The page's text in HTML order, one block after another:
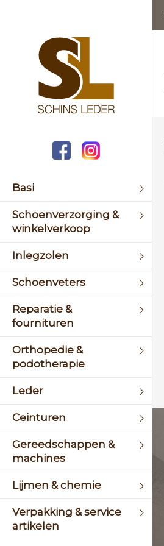
Basi
Schoenverzorging &
winkelverkoop
Inlegzolen
Schoenveters
Reparatie &
fournituren
Orthopedie &
podotherapie
Leder
Ceinturen
Gereedschappen &
machines
Lijmen & chemie
Verpakking & service
artikelen
KLANTENSERVICE
+31 (0)45 5244464
info@schinsleder.nl